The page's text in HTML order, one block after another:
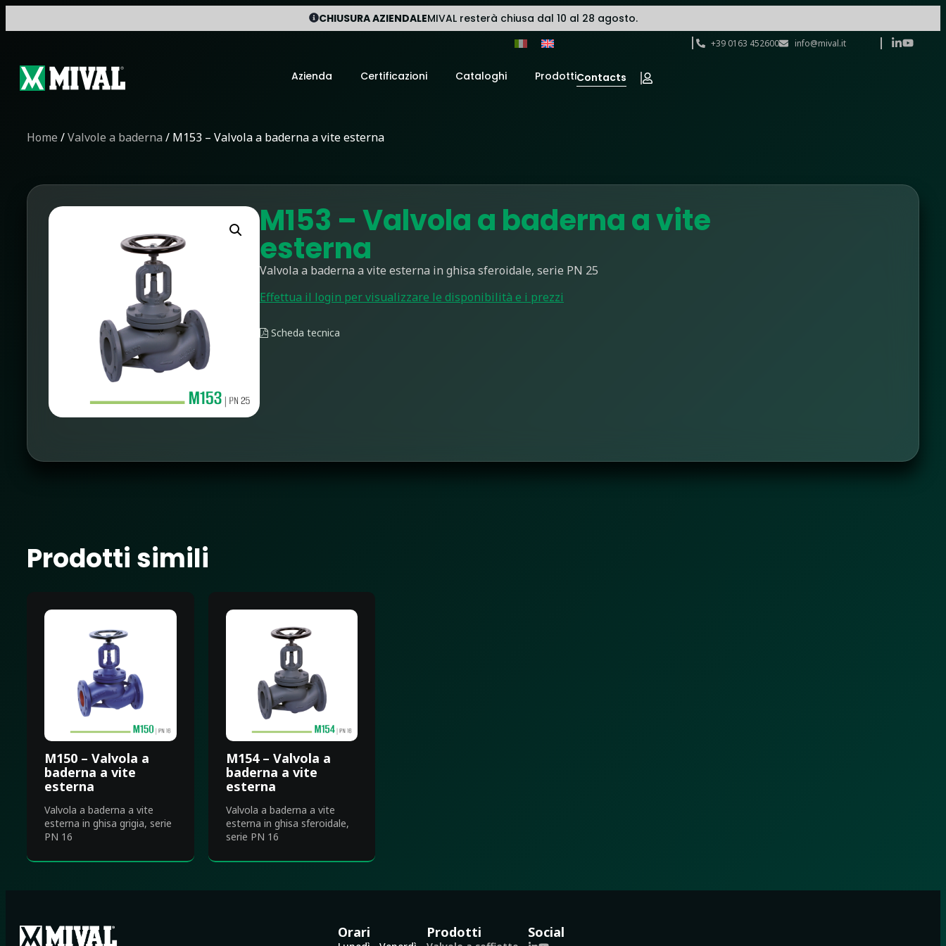
CHIUSURA AZIENDALEMIVAL resterà chiusa dal 10 al 28 agosto.
+39 0163 452600 info@mival.it
Azienda Certificazioni Cataloghi ProdottiContacts
Home /Valvole a baderna / M153 – Valvola a baderna a vite esterna
M153 – Valvola a baderna a vite
esterna
Valvola a baderna a vite esterna in ghisa sferoidale, serie PN 25
Effettua il login per visualizzare le disponibilità e i prezzi
Scheda tecnica
Prodotti simili
M150 – Valvola a
baderna a vite
esterna
Valvola a baderna a vite
esterna in ghisa grigia, serie
PN 16
M154 – Valvola a
baderna a vite
esterna
Valvola a baderna a vite
esterna in ghisa sferoidale,
serie PN 16
Orari Prodotti Social